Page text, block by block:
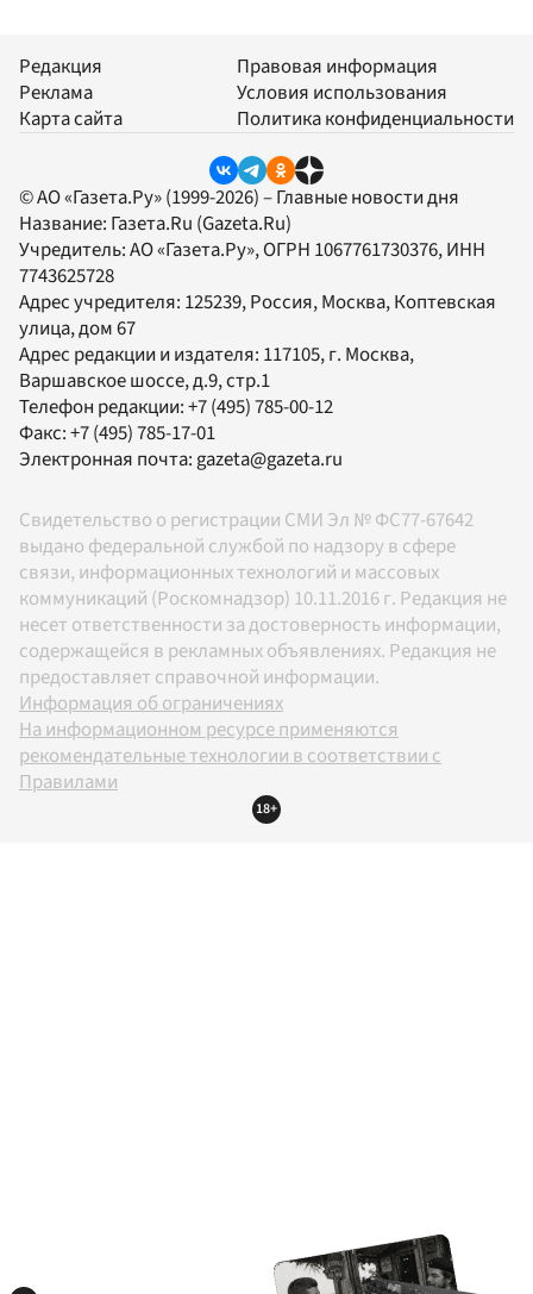
Редакция
Реклама
Карта сайта
Правовая информация
Условия использования
Политика конфиденциальности
© АО «Газета.Ру» (1999-2026) – Главные новости дня
Название: Газета.Ru (Gazeta.Ru)
Учредитель:АО «Газета.Ру», ОГРН 1067761730376, ИНН
7743625728
Адрес учредителя: 125239, Россия, Москва, Коптевская
улица, дом 67
Адрес редакции и издателя: 117105, г. Москва,
Варшавское шоссе, д.9, стр.1
Телефон редакции:+7 (495) 785-00-12
Факс:+7 (495) 785-17-01
Электронная почта:gazeta@gazeta.ru
Свидетельство о регистрации СМИ Эл № ФС77-67642
выдано федеральной службой по надзору в сфере
связи, информационных технологий и массовых
коммуникаций (Роскомнадзор) 10.11.2016 г. Редакция не
несет ответственности за достоверность информации,
содержащейся в рекламных объявлениях. Редакция не
предоставляет справочной информации.
Информация об ограничениях
На информационном ресурсе применяются
рекомендательные технологии в соответствии с
Правилами
18+